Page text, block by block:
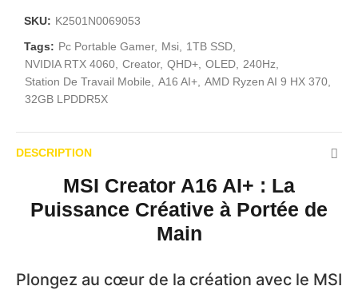
SKU: K2501N0069053
Tags: Pc Portable Gamer Msi
1TB SSD
NVIDIA RTX 4060 Creator QHD+ OLED
240Hz
Station De Travail Mobile
A16 AI+ AMD Ryzen AI 9 HX 370
32GB LPDDR5X
DESCRIPTION
MSI Creator A16 AI+ : La
Puissance Créative à Portée de
Main
Plongez au cœur de la création avec le MSI